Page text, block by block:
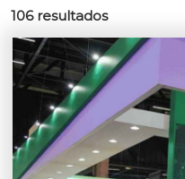
106 resultados